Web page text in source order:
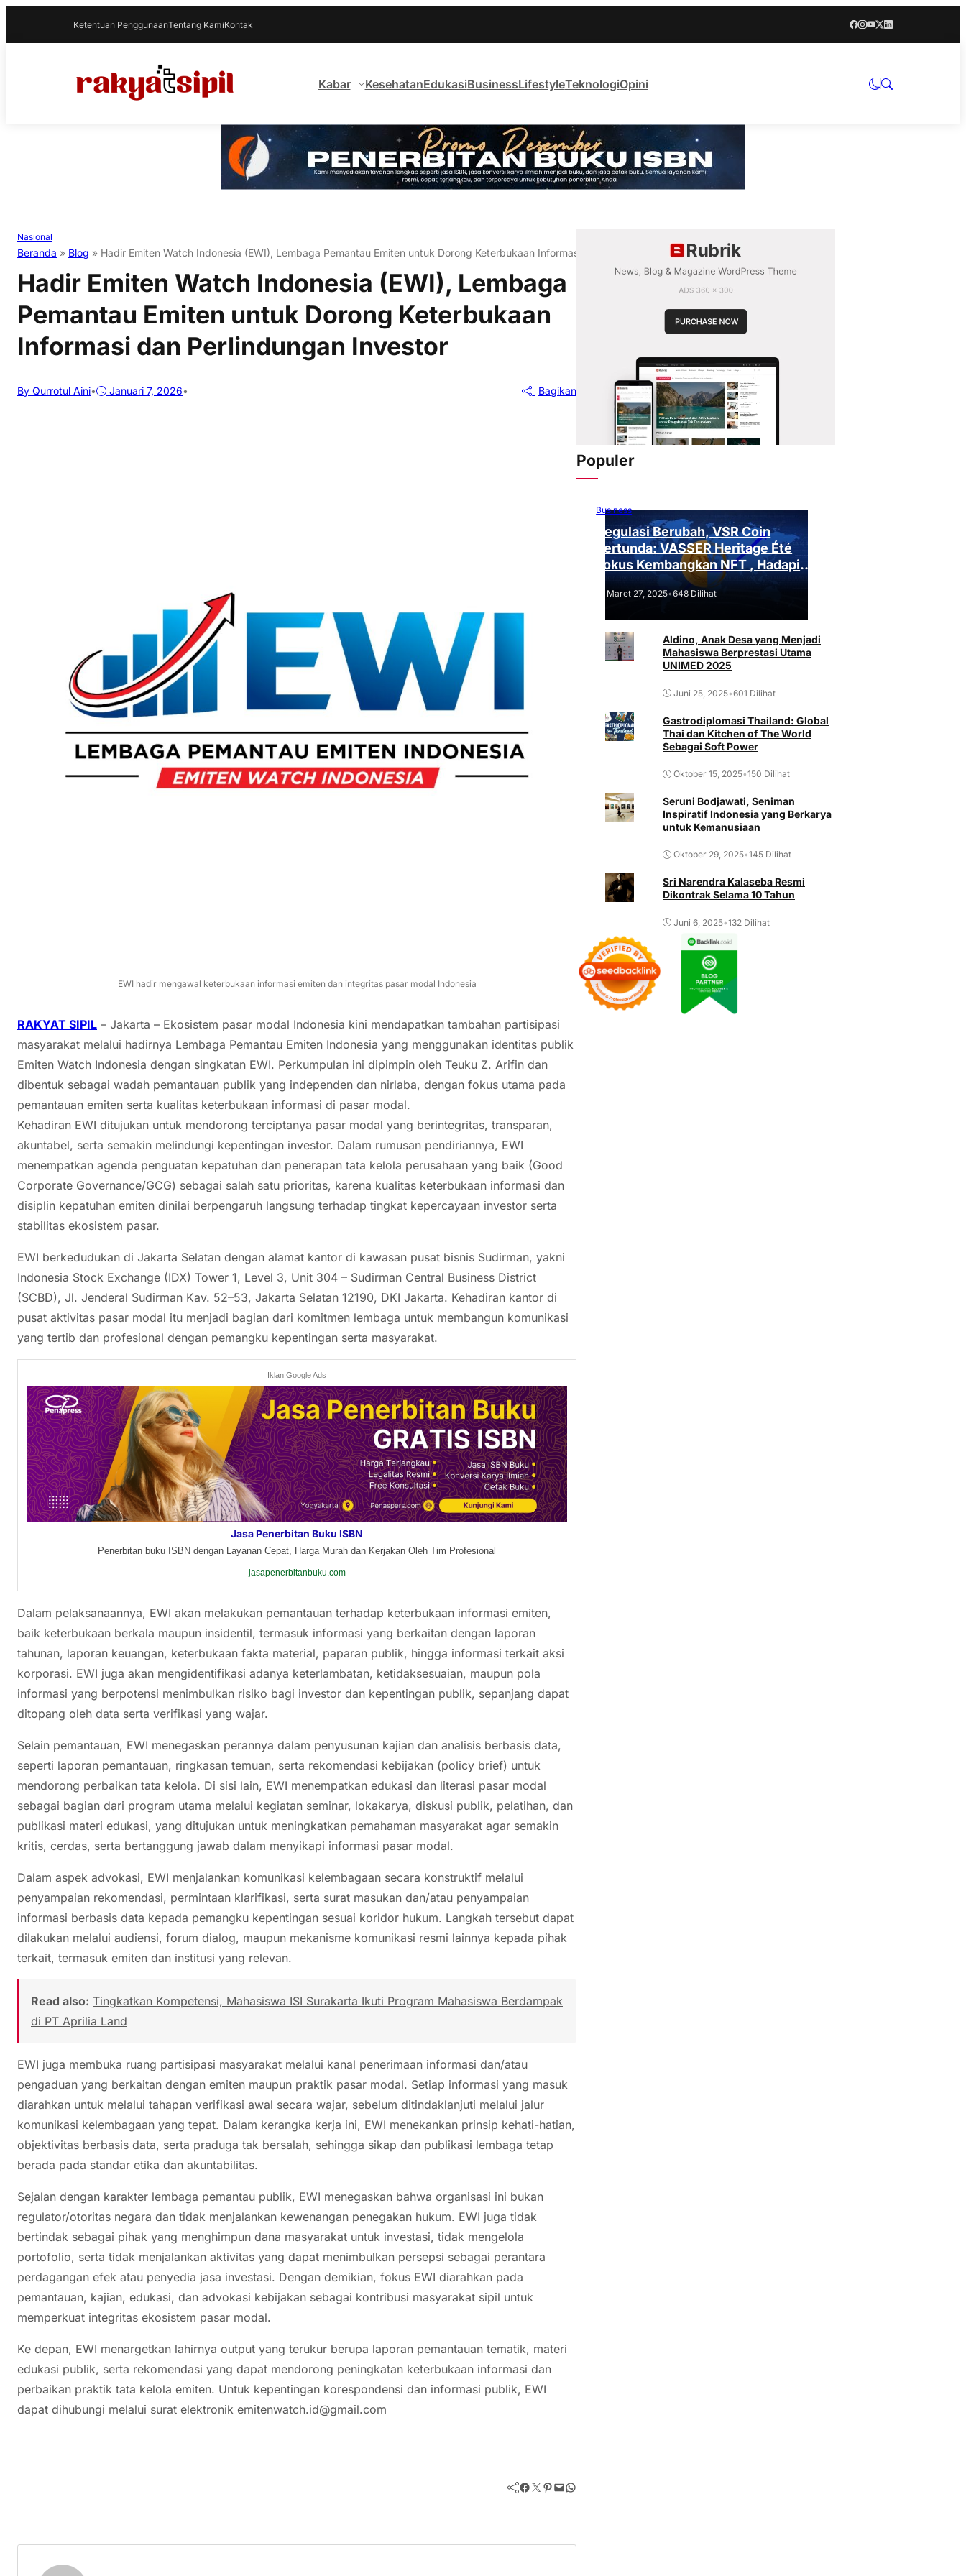
Ketentuan PenggunaanTentang KamiKontak
Kabar KesehatanEdukasiBusinessLifestyleTeknologiOpini
Nasional
Beranda » Blog » Hadir Emiten Watch Indonesia (EWI), Lembaga Pemantau Emiten untuk Dorong Keterbukaan Informasi dan Perlindungan Investor
Hadir Emiten Watch Indonesia (EWI), Lembaga
Pemantau Emiten untuk Dorong Keterbukaan
Informasi dan Perlindungan Investor
By Qurrotul Aini• Januari 7, 2026• Bagikan
EWI hadir mengawal keterbukaan informasi emiten dan integritas pasar modal Indonesia
RAKYAT SIPIL – Jakarta – Ekosistem pasar modal Indonesia kini mendapatkan tambahan partisipasi
masyarakat melalui hadirnya Lembaga Pemantau Emiten Indonesia yang menggunakan identitas publik
Emiten Watch Indonesia dengan singkatan EWI. Perkumpulan ini dipimpin oleh Teuku Z. Arifin dan
dibentuk sebagai wadah pemantauan publik yang independen dan nirlaba, dengan fokus utama pada
pemantauan emiten serta kualitas keterbukaan informasi di pasar modal.
Kehadiran EWI ditujukan untuk mendorong terciptanya pasar modal yang berintegritas, transparan,
akuntabel, serta semakin melindungi kepentingan investor. Dalam rumusan pendiriannya, EWI
menempatkan agenda penguatan kepatuhan dan penerapan tata kelola perusahaan yang baik (Good
Corporate Governance/GCG) sebagai salah satu prioritas, karena kualitas keterbukaan informasi dan
disiplin kepatuhan emiten dinilai berpengaruh langsung terhadap tingkat kepercayaan investor serta
stabilitas ekosistem pasar.
EWI berkedudukan di Jakarta Selatan dengan alamat kantor di kawasan pusat bisnis Sudirman, yakni
Indonesia Stock Exchange (IDX) Tower 1, Level 3, Unit 304 – Sudirman Central Business District
(SCBD), Jl. Jenderal Sudirman Kav. 52–53, Jakarta Selatan 12190, DKI Jakarta. Kehadiran kantor di
pusat aktivitas pasar modal itu menjadi bagian dari komitmen lembaga untuk membangun komunikasi
yang tertib dan profesional dengan pemangku kepentingan serta masyarakat.
Iklan Google Ads
Jasa Penerbitan Buku ISBN
Penerbitan buku ISBN dengan Layanan Cepat, Harga Murah dan Kerjakan Oleh Tim Profesional
jasapenerbitanbuku.com
Dalam pelaksanaannya, EWI akan melakukan pemantauan terhadap keterbukaan informasi emiten,
baik keterbukaan berkala maupun insidentil, termasuk informasi yang berkaitan dengan laporan
tahunan, laporan keuangan, keterbukaan fakta material, paparan publik, hingga informasi terkait aksi
korporasi. EWI juga akan mengidentifikasi adanya keterlambatan, ketidaksesuaian, maupun pola
informasi yang berpotensi menimbulkan risiko bagi investor dan kepentingan publik, sepanjang dapat
ditopang oleh data serta verifikasi yang wajar.
Selain pemantauan, EWI menegaskan perannya dalam penyusunan kajian dan analisis berbasis data,
seperti laporan pemantauan, ringkasan temuan, serta rekomendasi kebijakan (policy brief) untuk
mendorong perbaikan tata kelola. Di sisi lain, EWI menempatkan edukasi dan literasi pasar modal
sebagai bagian dari program utama melalui kegiatan seminar, lokakarya, diskusi publik, pelatihan, dan
publikasi materi edukasi, yang ditujukan untuk meningkatkan pemahaman masyarakat agar semakin
kritis, cerdas, serta bertanggung jawab dalam menyikapi informasi pasar modal.
Dalam aspek advokasi, EWI menjalankan komunikasi kelembagaan secara konstruktif melalui
penyampaian rekomendasi, permintaan klarifikasi, serta surat masukan dan/atau penyampaian
informasi berbasis data kepada pemangku kepentingan sesuai koridor hukum. Langkah tersebut dapat
dilakukan melalui audiensi, forum dialog, maupun mekanisme komunikasi resmi lainnya kepada pihak
terkait, termasuk emiten dan institusi yang relevan.
Read also: Tingkatkan Kompetensi, Mahasiswa ISI Surakarta Ikuti Program Mahasiswa Berdampak
di PT Aprilia Land
EWI juga membuka ruang partisipasi masyarakat melalui kanal penerimaan informasi dan/atau
pengaduan yang berkaitan dengan emiten maupun praktik pasar modal. Setiap informasi yang masuk
diarahkan untuk melalui tahapan verifikasi awal secara wajar, sebelum ditindaklanjuti melalui jalur
komunikasi kelembagaan yang tepat. Dalam kerangka kerja ini, EWI menekankan prinsip kehati-hatian,
objektivitas berbasis data, serta praduga tak bersalah, sehingga sikap dan publikasi lembaga tetap
berada pada standar etika dan akuntabilitas.
Sejalan dengan karakter lembaga pemantau publik, EWI menegaskan bahwa organisasi ini bukan
regulator/otoritas negara dan tidak menjalankan kewenangan penegakan hukum. EWI juga tidak
bertindak sebagai pihak yang menghimpun dana masyarakat untuk investasi, tidak mengelola
portofolio, serta tidak menjalankan aktivitas yang dapat menimbulkan persepsi sebagai perantara
perdagangan efek atau penyedia jasa investasi. Dengan demikian, fokus EWI diarahkan pada
pemantauan, kajian, edukasi, dan advokasi kebijakan sebagai kontribusi masyarakat sipil untuk
memperkuat integritas ekosistem pasar modal.
Ke depan, EWI menargetkan lahirnya output yang terukur berupa laporan pemantauan tematik, materi
edukasi publik, serta rekomendasi yang dapat mendorong peningkatan keterbukaan informasi dan
perbaikan praktik tata kelola emiten. Untuk kepentingan korespondensi dan informasi publik, EWI
dapat dihubungi melalui surat elektronik emitenwatch.id@gmail.com
Facebook Twitter Pinterest Mail WhatsApp
Populer
Business
Regulasi Berubah, VSR Coin
Tertunda: VASSER Heritage Été
Fokus Kembangkan NFT , Hadapi
Tantangan Regulasi!
Maret 27, 2025•648 Dilihat
Aldino, Anak Desa yang Menjadi
Mahasiswa Berprestasi Utama
UNIMED 2025
Juni 25, 2025•601 Dilihat
Gastrodiplomasi Thailand: Global
Thai dan Kitchen of The World
Sebagai Soft Power
Oktober 15, 2025•150 Dilihat
Seruni Bodjawati, Seniman
Inspiratif Indonesia yang Berkarya
untuk Kemanusiaan
Oktober 29, 2025•145 Dilihat
Sri Narendra Kalaseba Resmi
Dikontrak Selama 10 Tahun
Juni 6, 2025•132 Dilihat